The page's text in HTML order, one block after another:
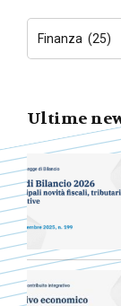
Ultime